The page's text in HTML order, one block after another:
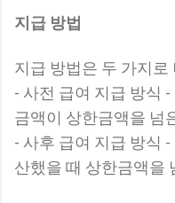
지급 방법
지급 방법은 두 가지로
- 사전 급여 지급 방식
금액이 상한금액을 넘
- 사후 급여 지급 방식
산했을 때 상한금액을